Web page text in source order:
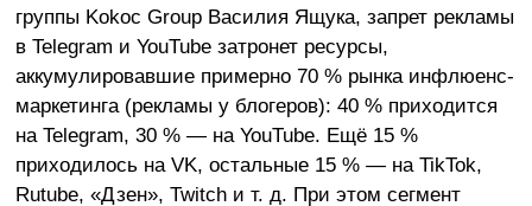
группы Kokoc Group Василия Ящука, запрет рекламы
в Telegram и YouTube затронет ресурсы,
аккумулировавшие примерно 70 % рынка инфлюенс-
маркетинга (рекламы у блогеров): 40 % приходится
на Telegram, 30 % — на YouTube. Ещё 15 %
приходилось на VK, остальные 15 % — на TikTok,
Rutube, «Дзен», Twitch и т. д. При этом сегмент